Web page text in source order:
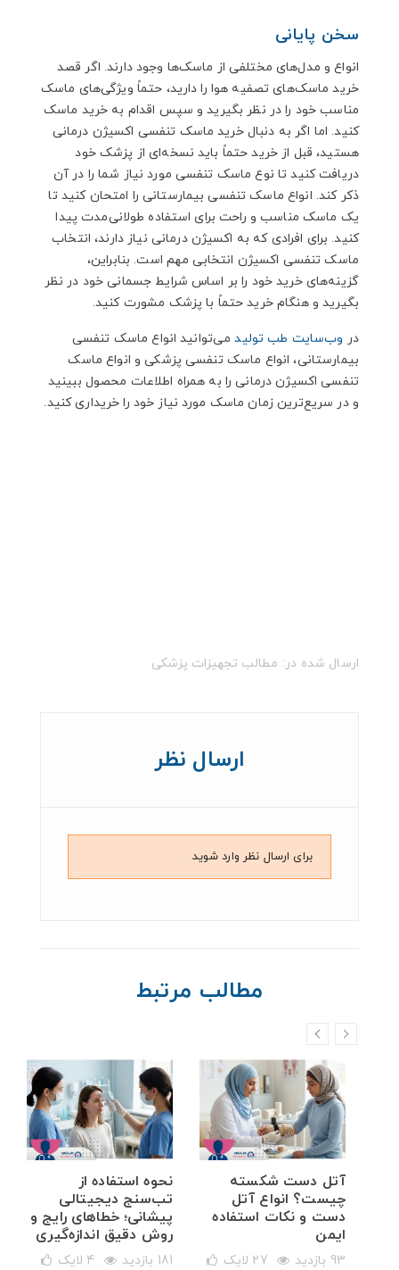
سخن پایانی
انواع و مدل‌های مختلفی از ماسک‌ها وجود دارند. اگر قصد
خرید ماسک‌های تصفیه هوا را دارید، حتماً ویژگی‌های ماسک
مناسب خود را در نظر بگیرید و سپس اقدام به خرید ماسک
کنید. اما اگر به دنبال خرید ماسک تنفسی اکسیژن درمانی
هستید، قبل از خرید حتماً باید نسخه‌ای از پزشک خود
دریافت کنید تا نوع ماسک تنفسی مورد نیاز شما را در آن
ذکر کند. انواع ماسک تنفسی بیمارستانی را امتحان کنید تا
یک ماسک مناسب و راحت برای استفاده طولانی‌مدت پیدا
کنید. برای افرادی که به اکسیژن درمانی نیاز دارند، انتخاب
ماسک تنفسی اکسیژن انتخابی مهم است. بنابراین،
گزینه‌های خرید خود را بر اساس شرایط جسمانی خود در نظر
بگیرید و هنگام خرید حتماً با پزشک مشورت کنید.
در وب‌سایت طب تولیدمی‌توانید انواع ماسک تنفسی
بیمارستانی، انواع ماسک تنفسی پزشکی و انواع ماسک
تنفسی اکسیژن درمانی را به همراه اطلاعات محصول ببینید
و در سریع‌ترین زمان ماسک مورد نیاز خود را خریداری کنید.
ارسال شده در: مطالب تجهیزات پزشکی
ارسال نظر
برای ارسال نظر وارد شوید
مطالب مرتبط
نحوه استفاده از
تب‌سنج دیجیتالی
پیشانی؛ خطاهای رایج و
روش دقیق اندازه‌گیری
181 بازدید 4 لایک
آتل دست شکسته
چیست؟ انواع آتل
دست و نکات استفاده
ایمن
93 بازدید 27 لایک